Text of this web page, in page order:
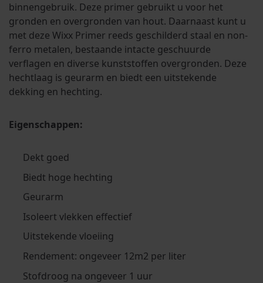
binnengebruik. Deze primer gebruikt u voor het
gronden en overgronden van hout. Daarnaast kunt u
met deze Wixx Primer reeds geschilderd staal en non-
ferro metalen, bestaande intacte geschuurde
verflagen en diverse kunststoffen overgronden. Deze
hechtlaag is geurarm en biedt een uitstekende
dekking en hechting.
Eigenschappen:
Dekt goed
Biedt hoge hechting
Geurarm
Isoleert vlekken effectief
Uitstekende vloeiing
Rendement: ongeveer 12m2 per liter
Stofdroog na ongeveer 1 uur